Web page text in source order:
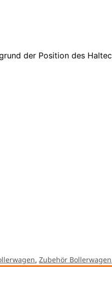
der Position des
, Zubehör Bollerwagen